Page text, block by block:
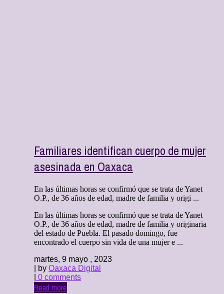
Familiares identifican cuerpo de mujer
asesinada en Oaxaca
En las últimas horas se confirmó que se trata de Yanet
O.P., de 36 años de edad, madre de familia y origi ...
En las últimas horas se confirmó que se trata de Yanet
O.P., de 36 años de edad, madre de familia y originaria
del estado de Puebla. El pasado domingo, fue
encontrado el cuerpo sin vida de una mujer e ...
martes, 9 mayo , 2023
| by Oaxaca Digital
0 comments
Read more